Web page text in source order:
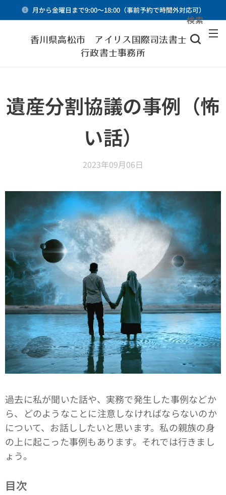
月から金曜日まで9:00～18:00（事前予約で時間外対応可）
香川県高松市 アイリス国際司法書士・
行政書士事務所
検索
遺産分割協議の事例（怖
い話）
2023年09月06日
過去に私が聞いた話や、実務で発生した事例などか
ら、どのようなことに注意しなければならないのか
について、お話ししたいと思います。私の親族の身
の上に起こった事例もあります。それでは行きまし
ょう。
目次